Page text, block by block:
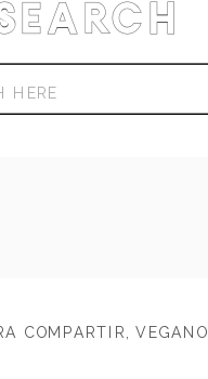
COMPARTIR ,VEGANO